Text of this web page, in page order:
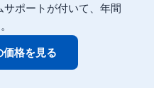
ポートが付いて、年間
格を見る